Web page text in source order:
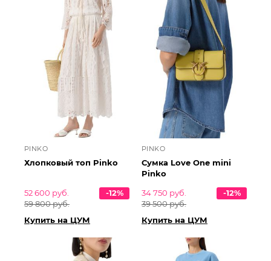
PINKO
Хлопковый топ Pinko
52 600 руб.
59 800 руб.
-12%
Купить на ЦУМ
PINKO
Сумка Love One mini
Pinko
34 750 руб.
39 500 руб.
-12%
Купить на ЦУМ